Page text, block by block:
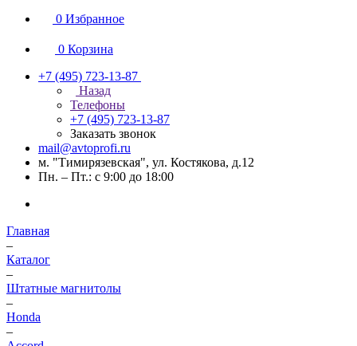
0 Избранное
0 Корзина
+7 (495) 723-13-87
Назад
Телефоны
+7 (495) 723-13-87
Заказать звонок
mail@avtoprofi.ru
м. "Тимирязевская", ул. Костякова, д.12
Пн. – Пт.: с 9:00 до 18:00
Главная
–
Каталог
–
Штатные магнитолы
–
Honda
–